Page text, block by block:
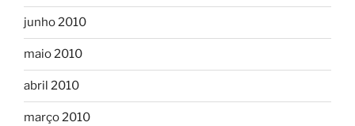
junho 2010
maio 2010
abril 2010
março 2010